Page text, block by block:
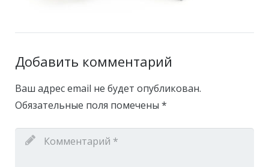
Добавить комментарий
Ваш адрес email не будет опубликован.
Обязательные поля помечены *